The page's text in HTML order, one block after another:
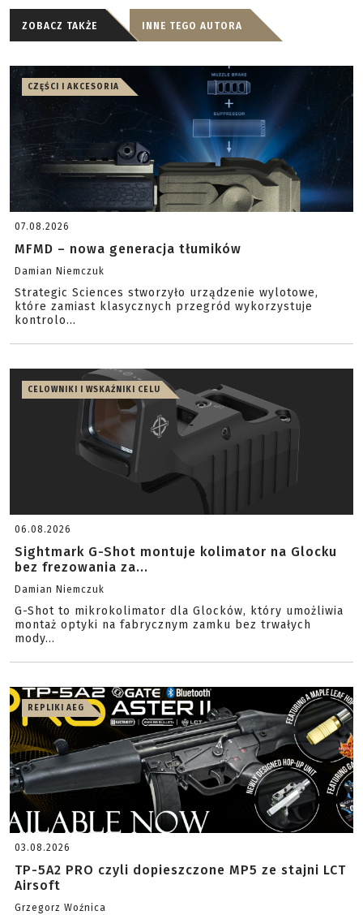
ZOBACZ TAKŻE INNE TEGO AUTORA
CZĘŚCI I AKCESORIA
07.08.2026
MFMD – nowa generacja tłumików
Damian Niemczuk
Strategic Sciences stworzyło urządzenie wylotowe,
które zamiast klasycznych przegród wykorzystuje
kontrolo...
CELOWNIKI I WSKAŹNIKI CELU
06.08.2026
Sightmark G-Shot montuje kolimator na Glocku
bez frezowania za...
Damian Niemczuk
G-Shot to mikrokolimator dla Glocków, który umożliwia
montaż optyki na fabrycznym zamku bez trwałych
mody...
REPLIKI AEG
03.08.2026
TP-5A2 PRO czyli dopieszczone MP5 ze stajni LCT
Airsoft
Grzegorz Woźnica